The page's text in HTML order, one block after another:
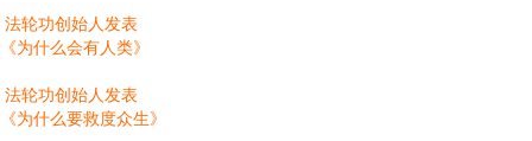
法轮功创始人发表
《为什么会有人类》
法轮功创始人发表
《为什么要救度众生》